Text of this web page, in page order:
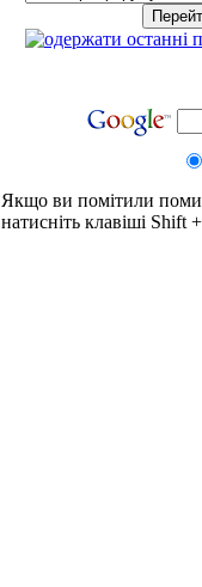
Якщо ви помітили
натисніть клавіші Shift